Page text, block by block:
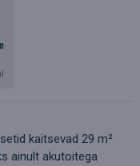
kaitsevad 29 m²
ainult akutoitega